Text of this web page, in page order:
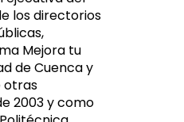
los directorios
Mejora tu
de Cuenca y
otras
2003 y como